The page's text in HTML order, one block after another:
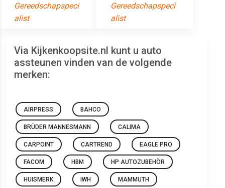
Gereedschapspeci
alist
Gereedschapspeci
alist
Via Kijkenkoopsite.nl kunt u auto
assteunen vinden van de volgende
merken:
AIRPRESS BAHCO
BRÜDER MANNESMANN CALIMA
CARPOINT CARTREND EAGLE PRO
FACOM HBM HP AUTOZUBEHÖR
HUISMERK IWH MAMMUTH